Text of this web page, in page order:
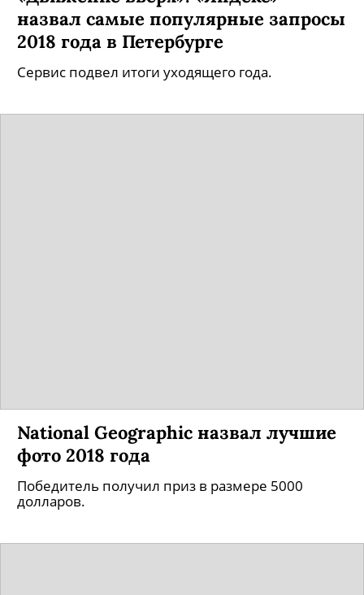
назвал самые популярные запросы
2018 года в Петербурге
Сервис подвел итоги уходящего года.
National Geographic назвал лучшие
фото 2018 года
Победитель получил приз в размере 5000
долларов.